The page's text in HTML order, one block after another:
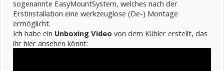
sogenannte EasyMountSystem, welches nach der
Erstinstallation eine werkzeuglose (De-) Montage
ermöglicht.
Ich habe ein Unboxing Video von dem Kühler erstellt, das
ihr hier ansehen könnt: